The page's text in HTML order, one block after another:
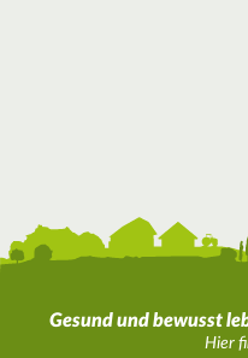
Gesund und bewusst
Hier